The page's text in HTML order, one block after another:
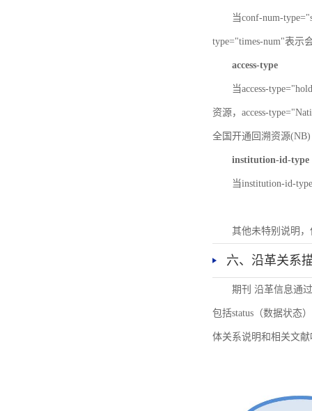
当conf-num-
type="times-num"表示
access-type
当access-
资源，access-
全国开通回溯资源(NB)
institution-id-type
当institution-id-
其他未特别说明
六、沿革关系
期刊 沿革信息通
包括status（数据状态
体关系说明和相关文